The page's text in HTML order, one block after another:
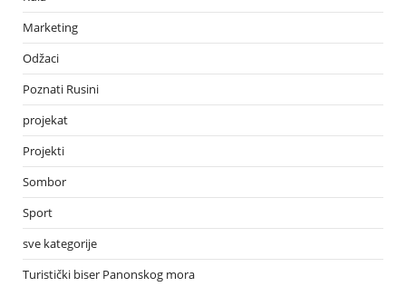
Marketing
Odžaci
Poznati Rusini
projekat
Projekti
Sombor
Sport
sve kategorije
Turistički biser Panonskog mora